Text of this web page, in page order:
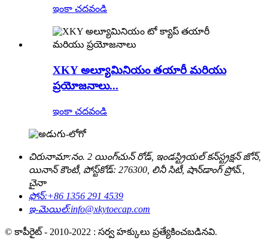
ఇంకా చదవండి
XKY అల్యూమినియం తయారీ మరియు
ప్రయోజనాలు...
ఇంకా చదవండి
చిరునామా:నం. 2 యింగ్‌చున్ రోడ్, ఇండస్ట్రియల్ కన్‌స్ట్రక్షన్ జోన్,
యినాన్ కౌంటీ, పోస్ట్‌కోడ్: 276300, లినీ సిటీ, షాన్‌డాంగ్ ప్రోవ్.,
చైనా
ఫోన్:+86 1356 291 4539
ఇ-మెయిల్:info@xkytoecap.com
© కాపీరైట్ - 2010-2022 : సర్వ హక్కులు ప్రత్యేకించబడినవి.